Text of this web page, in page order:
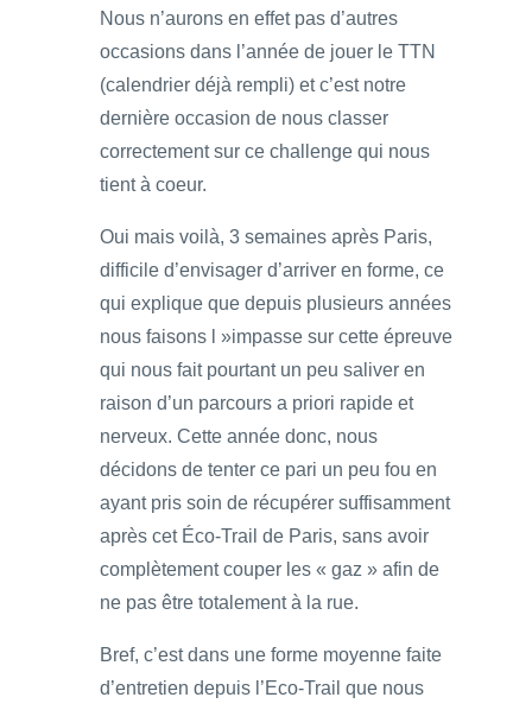
Nous n’aurons en effet pas d’autres
occasions dans l’année de jouer le TTN
(calendrier déjà rempli) et c’est notre
dernière occasion de nous classer
correctement sur ce challenge qui nous
tient à coeur.
Oui mais voilà, 3 semaines après Paris,
difficile d’envisager d’arriver en forme, ce
qui explique que depuis plusieurs années
nous faisons l »impasse sur cette épreuve
qui nous fait pourtant un peu saliver en
raison d’un parcours a priori rapide et
nerveux. Cette année donc, nous
décidons de tenter ce pari un peu fou en
ayant pris soin de récupérer suffisamment
après cet Éco-Trail de Paris, sans avoir
complètement couper les « gaz » afin de
ne pas être totalement à la rue.
Bref, c’est dans une forme moyenne faite
d’entretien depuis l’Eco-Trail que nous